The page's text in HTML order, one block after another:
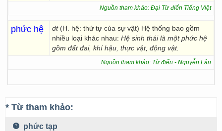
Nguồn tham khảo: Đại Từ điển Tiếng Việt
phức hệ dt (H. hệ: thứ tự của sự vật) Hệ thống bao gồm
nhiều loại khác nhau: Hệ sinh thái là một phức hệ
gồm đất đai, khí hậu, thực vật, động vật.
Nguồn tham khảo: Từ điển - Nguyễn Lân
* Từ tham khảo:
phức tạp